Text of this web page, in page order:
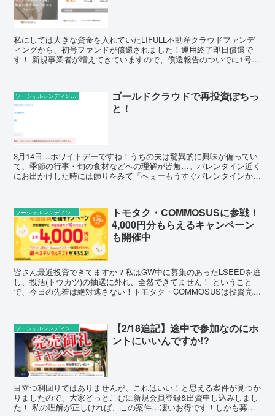
私にしては大きな資金を入れていたLIFULL不動産クラウドファンデ
ィングから、初号ファンドが償還されました！運用終了即日償還で
す！ 新規事業者が増えてきていますので、償還報告のついでに1号事
ソーシャルレンディングの話題
ゴールドクラウドで再投資ぽちっ
と！
3月14日…ホワイトデーですね！うちの夫は驚異的に興味が偏ってい
て、季節の行事・旬の食材などへの理解が皆無…。バレンタイン近く
にお出かけした時には飾りをみて「へぇーもうすぐバレンタインか
ソーシャルレンディングの話題
トモタク・COMMOSUSに参戦！
4,000円分もらえるキャンペーン
も開催中
皆さん最近投資できてますか？私はGW中に募集のあったLSEEDを逃
し、投活(トウカツ)の抽選に外れ、全然できてません！ ということ
で、今日の先着は絶対逃さない！トモタク・COMMOSUSは投資完了
ソーシャルレンディングの話題
【2/18追記】途中で参加なのにホ
ントにいいんですか!?
目立つ利回りではありませんが、これはいい！と思える案件が見つか
りましたので、大家どっとこむに新規会員登録&出資申し込みしまし
た！ 私の理解が正しければ、この案件…凄いお得です！しかも募集